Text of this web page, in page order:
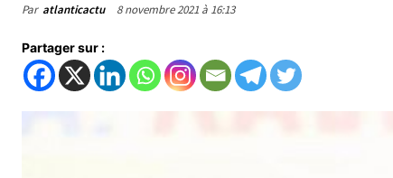
Par atlanticactu 8 novembre 2021 à 16:13
Partager sur :